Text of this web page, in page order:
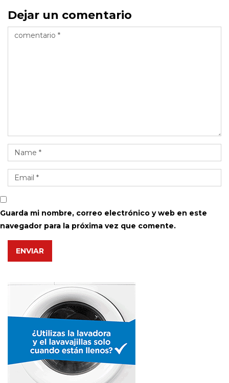
Dejar un comentario
Guarda mi nombre, correo electrónico y web en este
navegador para la próxima vez que comente.
ENVIAR